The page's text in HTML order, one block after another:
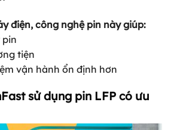
điện, công nghệ pin này giúp:
pin
tiện
vận hành ổn định hơn
sử dụng pin LFP có ưu